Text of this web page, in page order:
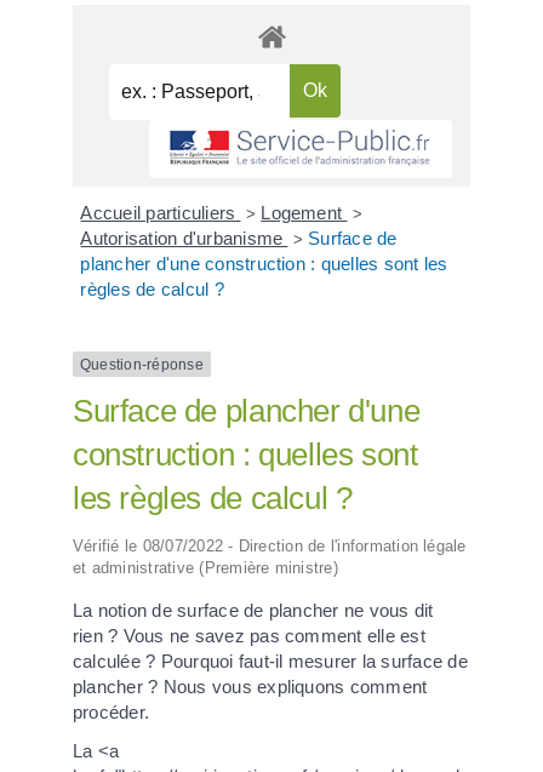
Accueil particuliers > Logement >
Autorisation d'urbanisme > Surface de
plancher d'une construction : quelles sont les
règles de calcul ?
Question-réponse
Surface de plancher d'une
construction : quelles sont
les règles de calcul ?
Vérifié le 08/07/2022 - Direction de l'information légale
et administrative (Première ministre)
La notion de surface de plancher ne vous dit
rien ? Vous ne savez pas comment elle est
calculée ? Pourquoi faut-il mesurer la surface de
plancher ? Nous vous expliquons comment
procéder.
La <a